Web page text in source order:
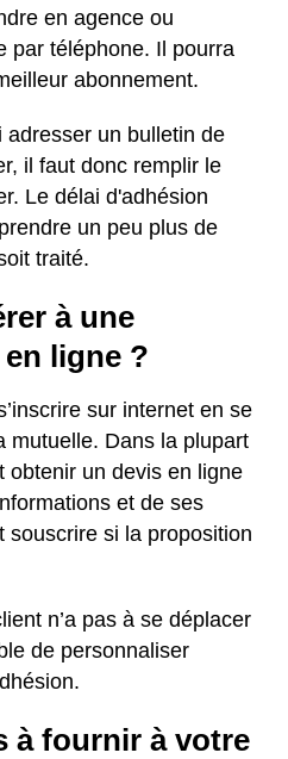
en agence ou
par téléphone. Il pourra
abonnement.
adresser un bulletin de
il faut donc remplir le
Le délai d'adhésion
un peu plus de
traité.
à une
ligne ?
sur internet en se
mutuelle. Dans la plupart
obtenir un devis en ligne
et de ses
souscrire si la proposition
n’a pas à se déplacer
de personnaliser
à fournir à votre